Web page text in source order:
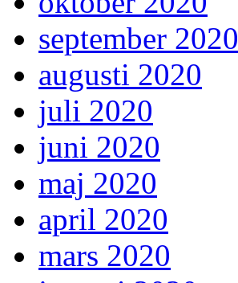
september 2020
augusti 2020
juli 2020
juni 2020
maj 2020
april 2020
mars 2020